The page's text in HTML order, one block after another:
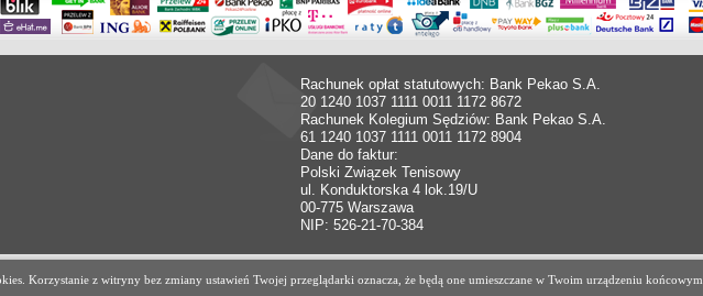
Rachunek opłat statutowych: Bank Pekao S.A.
20 1240 1037 1111 0011 1172 8672
Rachunek Kolegium Sędziów: Bank Pekao S.A.
61 1240 1037 1111 0011 1172 8904
Dane do faktur:
Polski Związek Tenisowy
ul. Konduktorska 4 lok.19/U
00-775 Warszawa
NIP: 526-21-70-384
projekt i wykonanie
Korzystanie z witryny bez zmiany ustawień Twojej przeglądarki oznacza, że będą one umieszczane w Twoim urządzeniu końcowym.